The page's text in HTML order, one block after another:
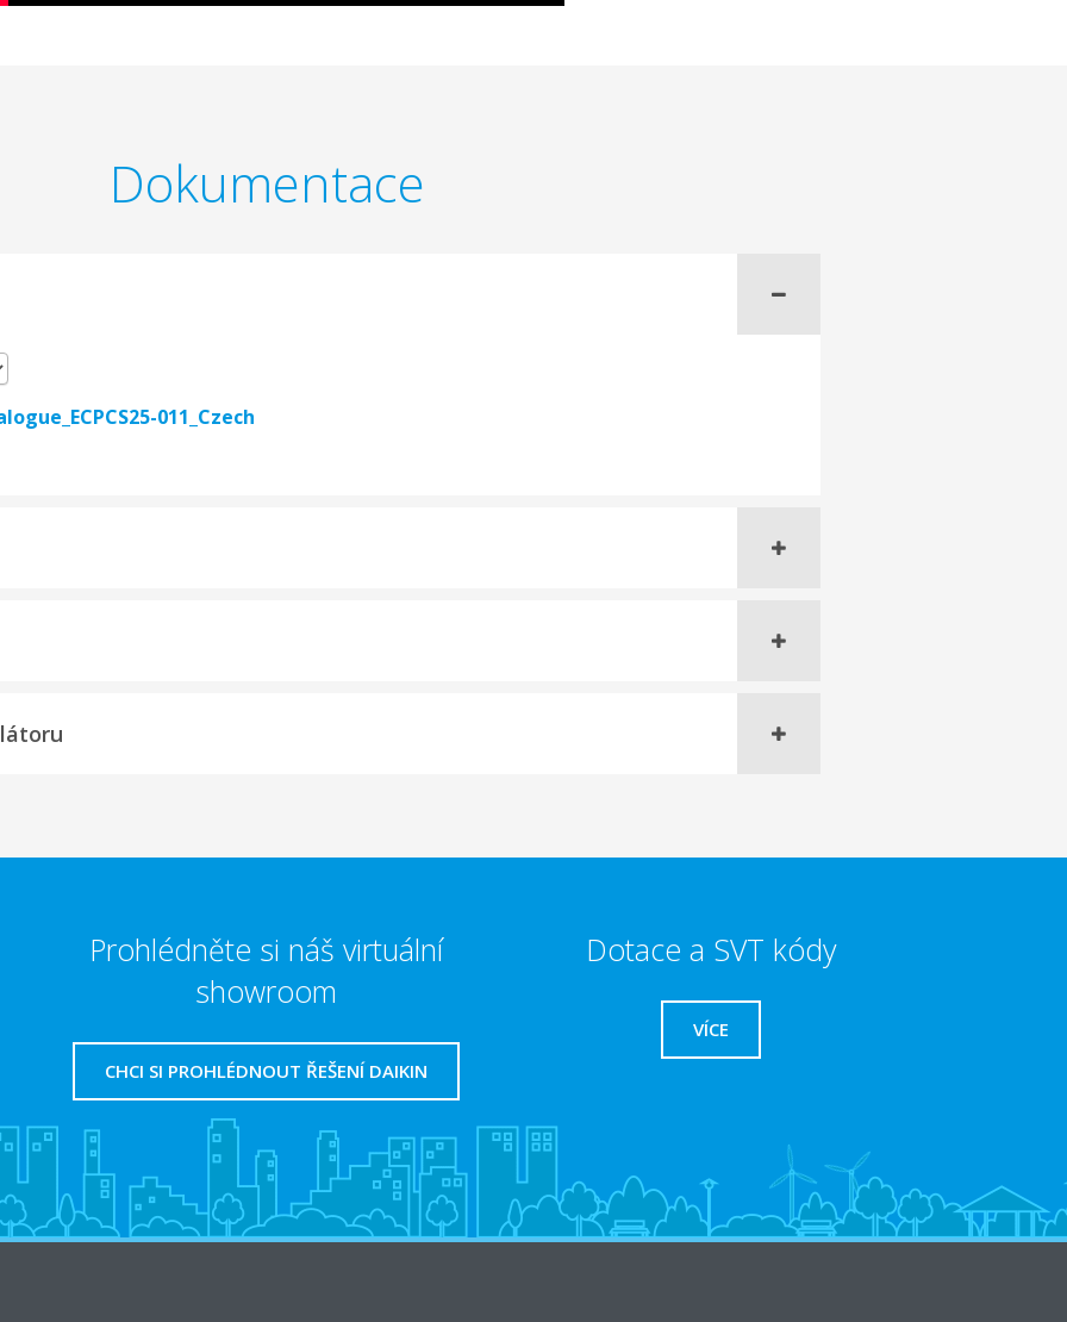
Dokumentace
011_Czech
Prohlédněte si náš virtuální
showroom
CHCI SI PROHLÉDNOUT ŘEŠENÍ DAIKIN
Dotace a SVT kódy
VÍCE